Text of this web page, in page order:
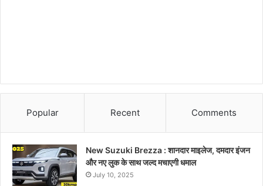
Popular Recent Comments
New Suzuki Brezza : शानदार माइलेज, दमदार इंजन
और नए लुक के साथ जल्द मचाएगी धमाल
July 10, 2025